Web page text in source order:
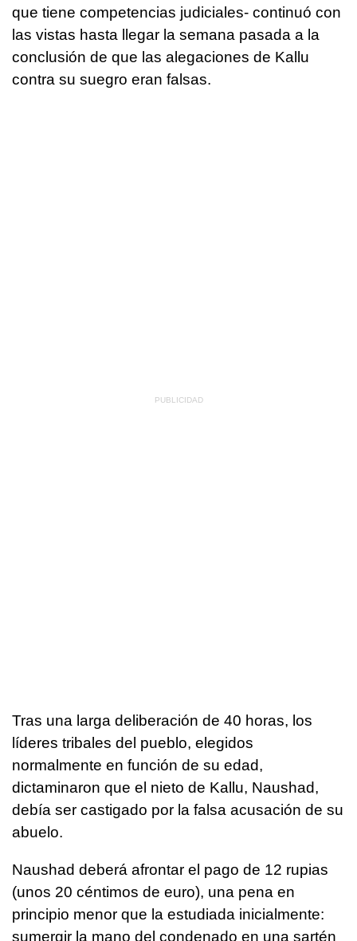
que tiene competencias judiciales- continuó con
las vistas hasta llegar la semana pasada a la
conclusión de que las alegaciones de Kallu
contra su suegro eran falsas.
Tras una larga deliberación de 40 horas, los
líderes tribales del pueblo, elegidos
normalmente en función de su edad,
dictaminaron que el nieto de Kallu, Naushad,
debía ser castigado por la falsa acusación de su
abuelo.
Naushad deberá afrontar el pago de 12 rupias
(unos 20 céntimos de euro), una pena en
principio menor que la estudiada inicialmente:
sumergir la mano del condenado en una sartén